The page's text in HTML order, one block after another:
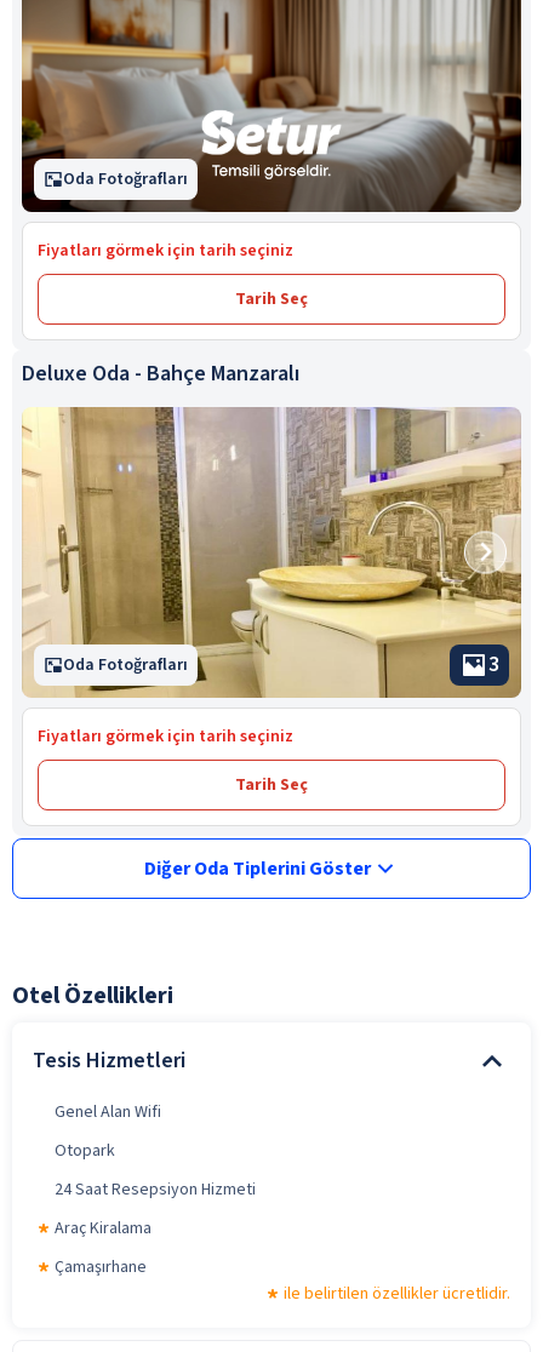
Oda Fotoğrafları
Fiyatları görmek için tarih seçiniz
Tarih Seç
Deluxe Oda - Bahçe Manzaralı
Oda Fotoğrafları 3
Fiyatları görmek için tarih seçiniz
Tarih Seç
Diğer Oda Tiplerini Göster
Otel Özellikleri
Tesis Hizmetleri
Genel Alan Wifi
Otopark
24 Saat Resepsiyon Hizmeti
Araç Kiralama
Çamaşırhane
ile belirtilen özellikler ücretlidir.